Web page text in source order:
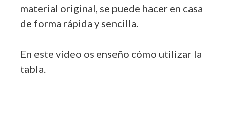
material original, se puede hacer en casa
de forma rápida y sencilla.
En este vídeo os enseño cómo utilizar la
tabla.